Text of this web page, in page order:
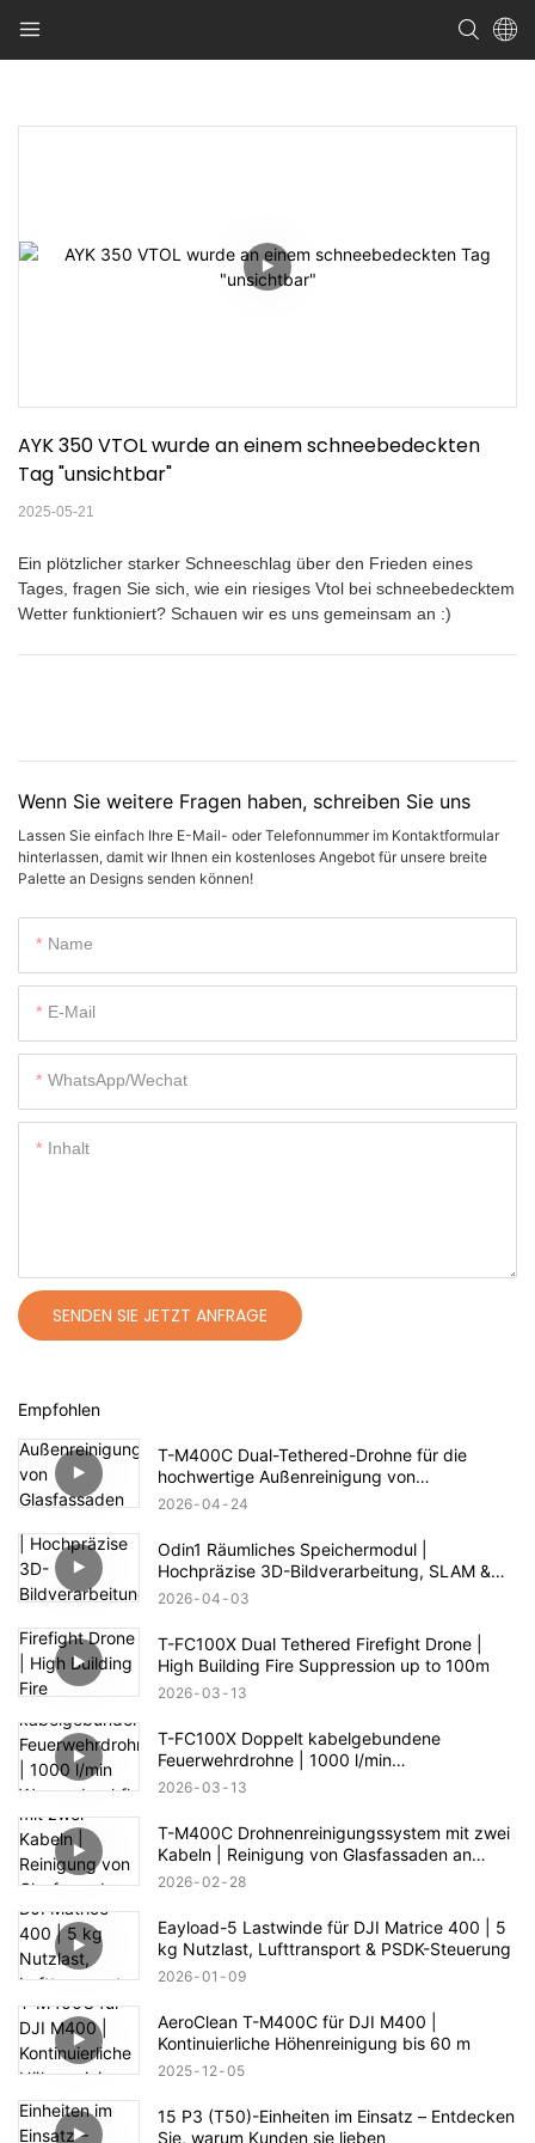
AYK 350 VTOL wurde an einem schneebedeckten
Tag "unsichtbar"
2025-05-21
Ein plötzlicher starker Schneeschlag über den Frieden eines
Tages, fragen Sie sich, wie ein riesiges Vtol bei schneebedecktem
Wetter funktioniert? Schauen wir es uns gemeinsam an :)
Wenn Sie weitere Fragen haben, schreiben Sie uns
Lassen Sie einfach Ihre E-Mail- oder Telefonnummer im Kontaktformular
hinterlassen, damit wir Ihnen ein kostenloses Angebot für unsere breite
Palette an Designs senden können!
Name
E-Mail
WhatsApp/Wechat
Inhalt
SENDEN SIE JETZT ANFRAGE
Empfohlen
T-M400C Dual-Tethered-Drohne für die
hochwertige Außenreinigung von
Glasfassaden im Wohnbereich | 60 m
2026 04 24
Odin1 Räumliches Speichermodul |
Hochpräzise 3D-Bildverarbeitung, SLAM &
Autonome Navigation
2026 04 03
T-FC100X Dual Tethered Firefight Drone |
High Building Fire Suppression up to 100m
2026 03 13
T-FC100X Doppelt kabelgebundene
Feuerwehrdrohne | 1000 l/min
Wasserdurchfluss & 100 m Höhenrettung
2026 03 13
T-M400C Drohnenreinigungssystem mit zwei
Kabeln | Reinigung von Glasfassaden an
Geschäftsgebäuden
2026 02 28
Eayload-5 Lastwinde für DJI Matrice 400 | 5
kg Nutzlast, Lufttransport & PSDK-Steuerung
2026 01 09
AeroClean T-M400C für DJI M400 |
Kontinuierliche Höhenreinigung bis 60 m
2025 12 05
15 P3 (T50)-Einheiten im Einsatz – Entdecken
Sie, warum Kunden sie lieben